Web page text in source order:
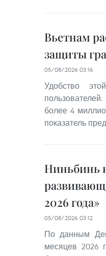
Вьетнам
защиты
05/08/2026 03:16
Удобство
более 4
показатель
Ниньбинь
2026 года»
05/08/2026 03:12
По данным
месяцев 2026